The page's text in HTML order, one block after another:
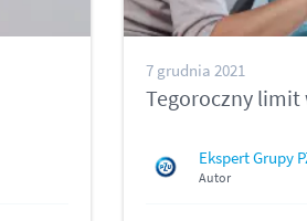
7 grudnia 2021
Tegoroczny limit
Ekspert Grupy
Autor